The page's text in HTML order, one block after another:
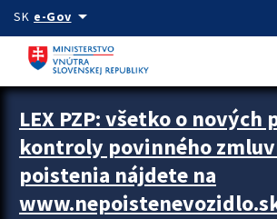
Preskocit na hlavný obsah
SK e-Govarrow_drop_down
Zastavit automatický posun upútavok
LEX PZP: všetko o nových
kontroly povinného
poistenia nájdete na